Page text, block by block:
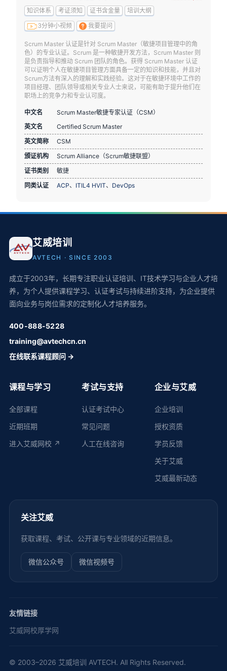
知识体系 考证须知 证书含金量 培训大纲
3分钟小视频 我要提问
Scrum Master 认证是针对 Scrum Master（敏捷项目管理中的角
色）的专业认证。Scrum 是一种敏捷开发方法，Scrum Master 则
是负责指导和推动 Scrum 团队的角色。获得 Scrum Master 认证
可以证明个人在敏捷项目管理方面具备一定的知识和技能，并且对
Scrum方法有深入的理解和实践经验。这对于在敏捷环境中工作的
项目经理、团队领导或相关专业人士来说，可能有助于提升他们在
职场上的竞争力和专业认可度。
中文名
Scrum Master敏捷专家认证（CSM）
英文名
Certified Scrum Master
英文简称
CSM
颁证机构
Scrum Alliance（Scrum敏捷联盟）
证书类别
敏捷
同类认证
ACP、 ITIL4 HVIT、 DevOps
艾威培训
AVTECH · SINCE 2003
成立于2003年，长期专注职业认证培训、IT技术学习与企业人才培
养，为个人提供课程学习、认证考试与持续进阶支持，为企业提供
面向业务与岗位需求的定制化人才培养服务。
400-888-5228
training@avtechcn.cn
在线联系课程顾问 →
课程与学习
全部课程
近期班期
进入艾威网校 ↗
考试与支持
认证考试中心
常见问题
人工在线咨询
企业与艾威
企业培训
授权资质
学员反馈
关于艾威
艾威最新动态
关注艾威
获取课程、考试、公开课与专业领域的近期信息。
微信公众号 微信视频号
友情链接
艾威网校厚学网
© 2003–2026 艾威培训 AVTECH. All Rights Reserved.